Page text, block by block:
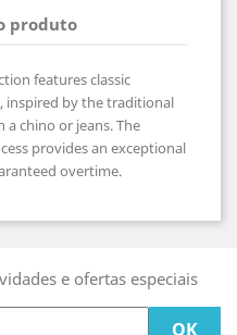
produto
features classic
inspired by the traditional
a chino or jeans. The
provides an exceptional
overtime.
e ofertas especiais